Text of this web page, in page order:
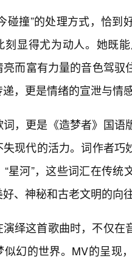
碰撞”的处理方式，恰
刻显得尤为动人。她既
而富有力量的音色驾
，更是情绪的宣泄与情
，更是《造梦者》国语
现代的活力。词作者巧
“星河”，这些词汇在传
、神秘和古老文明的向
绎这首歌曲时，不仅在
似幻的世界。MV的呈现